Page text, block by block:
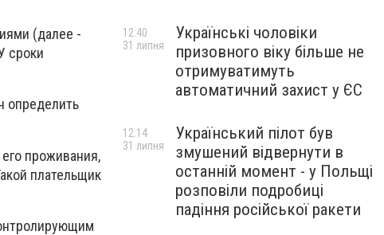
(далее -
сроки
определить
проживания,
плательщик
Українські чоловіки
призовного віку більше не
отримуватимуть
автоматичний захист у ЄС
12:40
31 липня
Український пілот був
змушений відвернути в
останній момент - у Польщі
розповіли подробиці
падіння російської ракети
12:14
31 липня